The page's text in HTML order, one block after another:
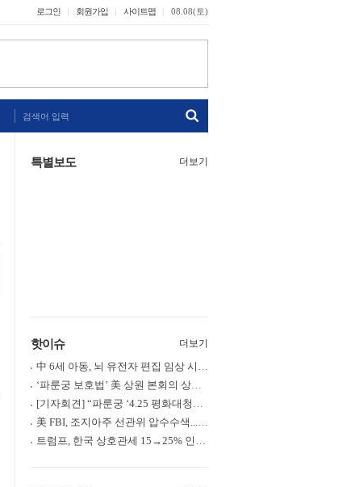
로그인 회원가입 사이트맵 08.08(토)
검색어 입력
특별보도 더보기
핫이슈 더보기
中 6세 아동, 뇌 유전자 편집 임상 시험 중 사망... 의료진 1년간 ....
‘파룬궁 보호법’ 美 상원 본회의 상정... 최종 입법 ‘초읽기’
[기자회견] “파룬궁 ‘4.25 평화대청원’ 기념 & 중공의 션윈 공연 .....
美 FBI, 조지아주 선관위 압수수색... 트럼프 “부정선거 증거 확보....
트럼프, 한국 상호관세 15→25% 인상... “韓 국회 무력합의 미비준”....